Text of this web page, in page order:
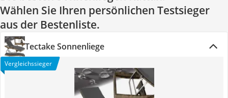
Wählen Sie Ihren persönlichen Testsieger
aus der Bestenliste.
Tectake Sonnenliege
Vergleichssieger